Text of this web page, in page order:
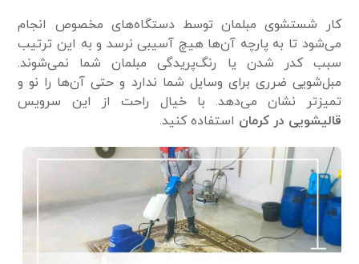
کار شستشوی مبلمان توسط دستگاه‌های مخصوص انجام
می‌شود تا به پارچه آن‌ها هیچ آسیبی نرسد و به این ترتیب
سبب کدر شدن یا رنگ‌پریدگی مبلمان شما نمی‌شوند.
مبل‌شویی ضرری برای وسایل شما ندارد و حتی آن‌ها را نو و
تمیزتر نشان می‌دهد. با خیال راحت از این سرویس
قالیشویی در کرمان استفاده کنید.